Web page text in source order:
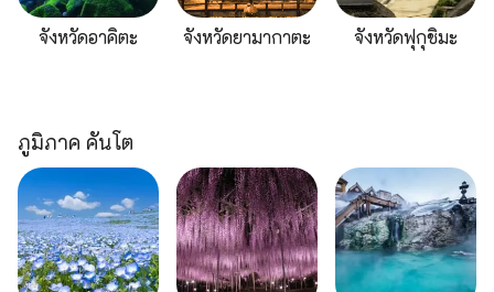
จังหวัดอาคิตะ จังหวัดยามากาตะ จังหวัดฟุกุชิมะ
ภูมิภาค คันโต